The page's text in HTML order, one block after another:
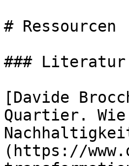
# Ressourcen
### Literatur
[Davide
Quartier.
(https://